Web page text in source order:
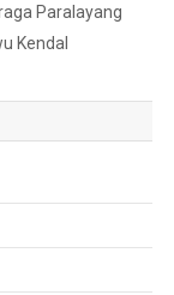
Paralayang
Kendal